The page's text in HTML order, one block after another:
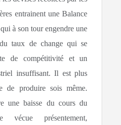
entrainent une Balance
à son tour engendre une
taux de change qui se
de compétitivité et un
insuffisant. Il est plus
de produire sois même.
une baisse du cours du
présentement,